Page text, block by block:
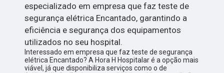
especializado em empresa que faz teste de
segurança elétrica Encantado, garantindo a
eficiência e segurança dos equipamentos
utilizados no seu hospital.
Interessado em empresa que faz teste de segurança
elétrica Encantado? A Hora H Hospitalar é a opção mais
viável, já que disponibiliza serviços como o de